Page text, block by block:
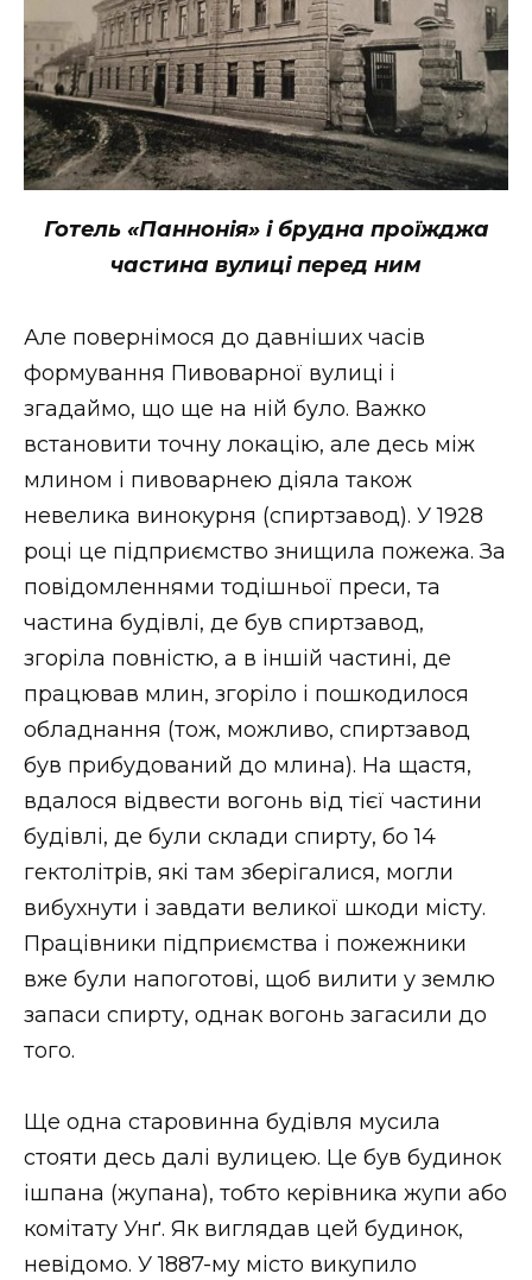
Готель «Паннонія» і брудна проїжджа
частина вулиці перед ним
Але повернімося до давніших часів
формування Пивоварної вулиці і
згадаймо, що ще на ній було. Важко
встановити точну локацію, але десь між
млином і пивоварнею діяла також
невелика винокурня (спиртзавод). У 1928
році це підприємство знищила пожежа. За
повідомленнями тодішньої преси, та
частина будівлі, де був спиртзавод,
згоріла повністю, а в іншій частині, де
працював млин, згоріло і пошкодилося
обладнання (тож, можливо, спиртзавод
був прибудований до млина). На щастя,
вдалося відвести вогонь від тієї частини
будівлі, де були склади спирту, бо 14
гектолітрів, які там зберігалися, могли
вибухнути і завдати великої шкоди місту.
Працівники підприємства і пожежники
вже були напоготові, щоб вилити у землю
запаси спирту, однак вогонь загасили до
того.
Ще одна старовинна будівля мусила
стояти десь далі вулицею. Це був будинок
ішпана (жупана), тобто керівника жупи або
комітату Унґ. Як виглядав цей будинок,
невідомо. У 1887-му місто викупило